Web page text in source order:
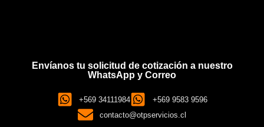
Envíanos tu solicitud de cotización a nuestro
WhatsApp y Correo
+569 34111984
+569 9583 9596
contacto@otpservicios.cl